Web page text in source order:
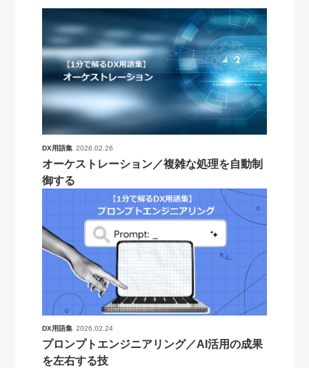
DX用語集 2026.02.26
オーケストレーション／複雑な処理を自動制
御する
DX用語集 2026.02.24
プロンプトエンジニアリング／AI活用の成果
を左右する技